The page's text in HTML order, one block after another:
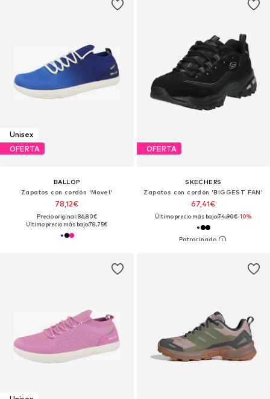
Unisex
OFERTA
BALLOP
Zapatos con cordón 'Movel'
78,12€
Precio original: 86,80€
Último precio más bajo:78,75€
OFERTA
SKECHERS
Zapatos con cordón 'BIGGEST FAN'
67,41€
Último precio más bajo:74,90€-10%